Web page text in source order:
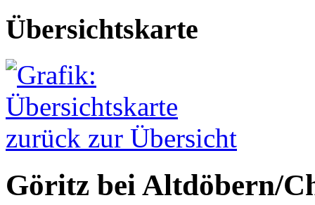
Übersichtskarte
zurück zur Übersicht
Göritz bei Altdöbern/